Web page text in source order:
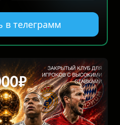
в телеграмм